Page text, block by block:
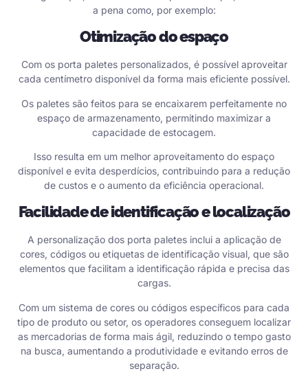
a pena como, por exemplo:
Otimização do espaço
Com os porta paletes personalizados, é possível aproveitar
cada centímetro disponível da forma mais eficiente possível.
Os paletes são feitos para se encaixarem perfeitamente no
espaço de armazenamento, permitindo maximizar a
capacidade de estocagem.
Isso resulta em um melhor aproveitamento do espaço
disponível e evita desperdícios, contribuindo para a redução
de custos e o aumento da eficiência operacional.
Facilidade de identificação e localização
A personalização dos porta paletes inclui a aplicação de
cores, códigos ou etiquetas de identificação visual, que são
elementos que facilitam a identificação rápida e precisa das
cargas.
Com um sistema de cores ou códigos específicos para cada
tipo de produto ou setor, os operadores conseguem localizar
as mercadorias de forma mais ágil, reduzindo o tempo gasto
na busca, aumentando a produtividade e evitando erros de
separação.